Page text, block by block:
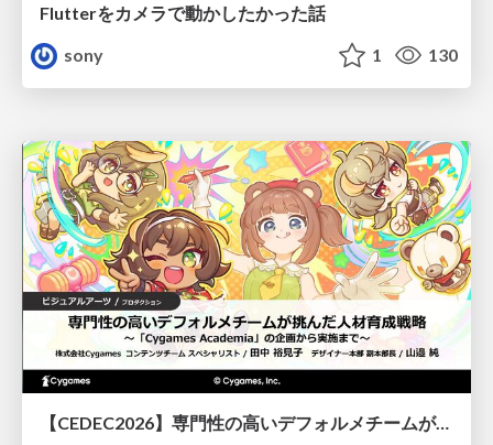
Flutterをカメラで動かしたかった話
sony
1 130
【CEDEC2026】専門性の高いデフォルメチームが挑んだ人材育成戦略 〜Cygames Academiaの企画から実施まで〜